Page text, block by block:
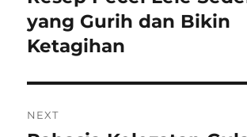
post:
yang Gurih dan Bikin
Ketagihan
NEXT